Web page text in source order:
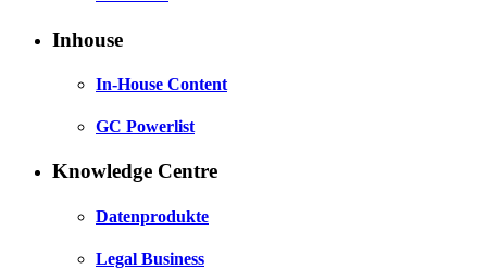
Inhouse
In-House Content
GC Powerlist
Knowledge Centre
Datenprodukte
Legal Business